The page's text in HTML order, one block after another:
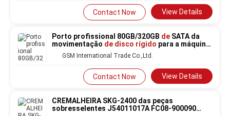
Contact Now View Details
Porto profissional 80GB/320GB de SATA da
movimentação de disco rígido para a máquina
do ATM
GSM International Trade Co.,Ltd.
Contact Now View Details
CREMALHEIRA SKG-2400 das peças
sobresselentes J54011017A FC08-900090